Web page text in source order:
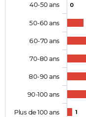
0
1
40-50 ans
50-60 ans
60-70 ans
70-80 ans
80-90 ans
90-100 ans
Plus de 100 ans